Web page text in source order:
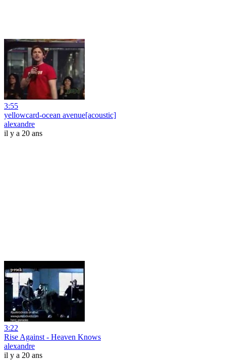
3:55
yellowcard-ocean avenue[acoustic]
alexandre
il y a 20 ans
3:22
Rise Against - Heaven Knows
alexandre
il y a 20 ans